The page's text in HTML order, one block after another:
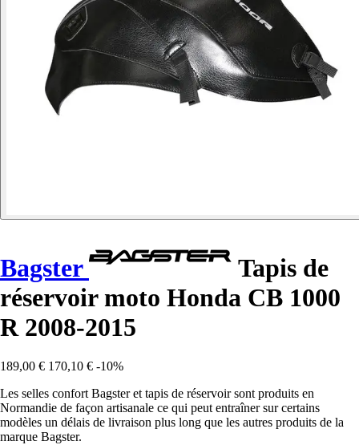
Bagster
Tapis de
réservoir moto Honda CB 1000
R 2008-2015
189,00 € 170,10 € -10%
Les selles confort Bagster et tapis de réservoir sont produits en
Normandie de façon artisanale ce qui peut entraîner sur certains
modèles un délais de livraison plus long que les autres produits de la
marque Bagster.